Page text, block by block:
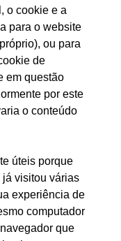
o cookie e a
para o website
ou para
de
em questão
por este
o conteúdo
úteis porque
visitou várias
experiência de
computador
que